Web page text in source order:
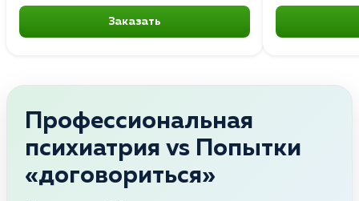
Заказать
Профессиональная
психиатрия vs Попытки
«договориться»